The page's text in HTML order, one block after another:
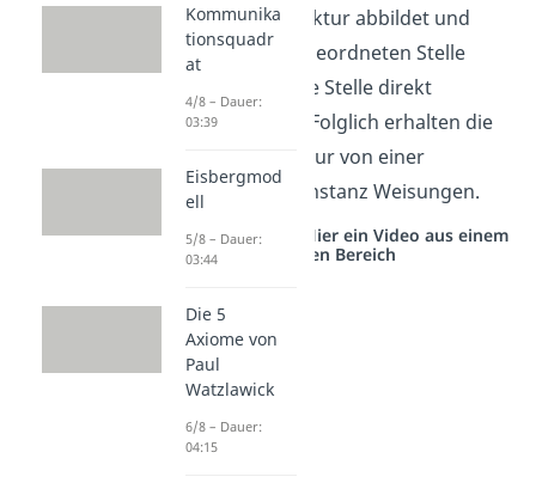
Organisationsstruktur abbildet und
somit jeder untergeordneten Stelle
jeweils eine andere Stelle direkt
übergeordnet ist. Folglich erhalten die
Mitarbeiter auch nur von einer
übergeordneten Instanz Weisungen.
Studyflix vernetzt: Hier ein Video aus einem
anderen Bereich
Kommunika
tionsquadr
at
4/8 – Dauer:
03:39
Eisbergmod
ell
5/8 – Dauer:
03:44
Die 5
Axiome von
Paul
Watzlawick
6/8 – Dauer:
04:15